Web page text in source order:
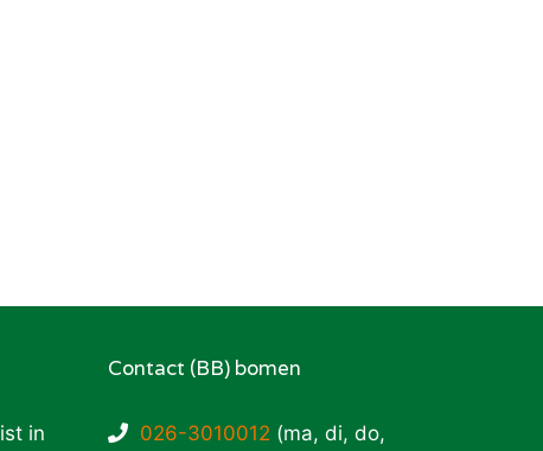
in
Contact (BB) bomen
026-3010012 (ma, di, do,